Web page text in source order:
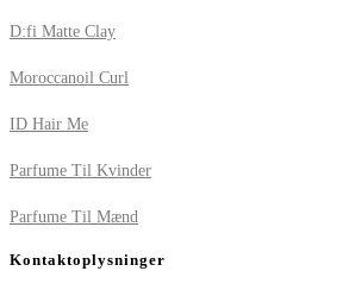
D:fi Matte Clay
Moroccanoil Curl
ID Hair Me
Parfume Til Kvinder
Parfume Til Mænd
Kontaktoplysninger